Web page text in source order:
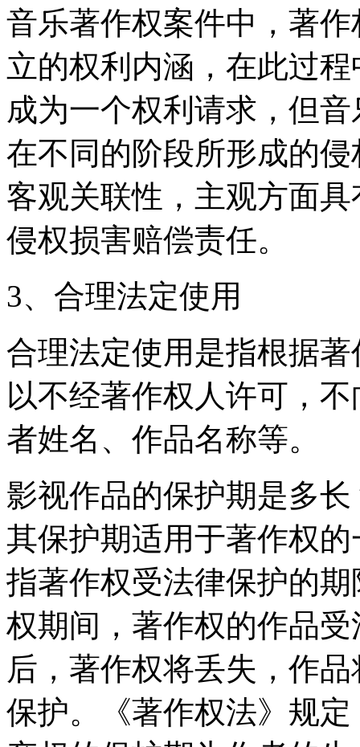
音乐著作权案件中，著
立的权利内涵，在此过
成为一个权利请求，但
在不同的阶段所形成的
客观关联性，主观方面
侵权损害赔偿责任。
3、合理法定使用
合理法定使用是指根据
以不经著作权人许可，
者姓名、作品名称等。
影视作品的保护期是多
其保护期适用于著作权
指著作权受法律保护的
权期间，著作权的作品
后，著作权将丢失，作
保护。《著作权法》规